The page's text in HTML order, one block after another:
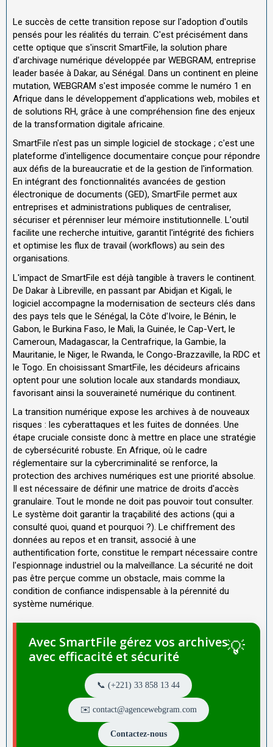
Le succès de cette transition repose sur l'adoption d'outils
pensés pour les réalités du terrain. C'est précisément dans
cette optique que s'inscrit SmartFile, la solution phare
d'archivage numérique développée par WEBGRAM, entreprise
leader basée à Dakar, au Sénégal. Dans un continent en pleine
mutation, WEBGRAM s'est imposée comme le numéro 1 en
Afrique dans le développement d'applications web, mobiles et
de solutions RH, grâce à une compréhension fine des enjeux
de la transformation digitale africaine.
SmartFile n'est pas un simple logiciel de stockage ; c'est une
plateforme d'intelligence documentaire conçue pour répondre
aux défis de la bureaucratie et de la gestion de l'information.
En intégrant des fonctionnalités avancées de gestion
électronique de documents (GED), SmartFile permet aux
entreprises et administrations publiques de centraliser,
sécuriser et pérenniser leur mémoire institutionnelle. L'outil
facilite une recherche intuitive, garantit l'intégrité des fichiers
et optimise les flux de travail (workflows) au sein des
organisations.
L'impact de SmartFile est déjà tangible à travers le continent.
De Dakar à Libreville, en passant par Abidjan et Kigali, le
logiciel accompagne la modernisation de secteurs clés dans
des pays tels que le Sénégal, la Côte d'Ivoire, le Bénin, le
Gabon, le Burkina Faso, le Mali, la Guinée, le Cap-Vert, le
Cameroun, Madagascar, la Centrafrique, la Gambie, la
Mauritanie, le Niger, le Rwanda, le Congo-Brazzaville, la RDC et
le Togo. En choisissant SmartFile, les décideurs africains
optent pour une solution locale aux standards mondiaux,
favorisant ainsi la souveraineté numérique du continent.
La transition numérique expose les archives à de nouveaux
risques : les cyberattaques et les fuites de données. Une
étape cruciale consiste donc à mettre en place une stratégie
de cybersécurité robuste. En Afrique, où le cadre
réglementaire sur la cybercriminalité se renforce, la
protection des archives numériques est une priorité absolue.
Il est nécessaire de définir une matrice de droits d'accès
granulaire. Tout le monde ne doit pas pouvoir tout consulter.
Le système doit garantir la traçabilité des actions (qui a
consulté quoi, quand et pourquoi ?). Le chiffrement des
données au repos et en transit, associé à une
authentification forte, constitue le rempart nécessaire contre
l'espionnage industriel ou la malveillance. La sécurité ne doit
pas être perçue comme un obstacle, mais comme la
condition de confiance indispensable à la pérennité du
système numérique.
Avec SmartFile gérez vos archives
avec efficacité et sécurité
📞 (+221) 33 858 13 44
✉️ contact@agencewebgram.com
Contactez-nous